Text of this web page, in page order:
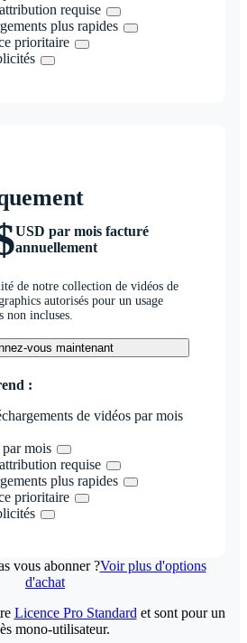
requise
plus rapides
prioritaire
USD par mois facturé
annuellement
de notre collection de vidéos de
autorisés pour un usage
non incluses.
vous maintenant
:
de vidéos par mois
mois
requise
plus rapides
prioritaire
vous abonner ?Voir plus d'options
d'achat
Licence Pro Standard et sont pour un
mono-utilisateur.